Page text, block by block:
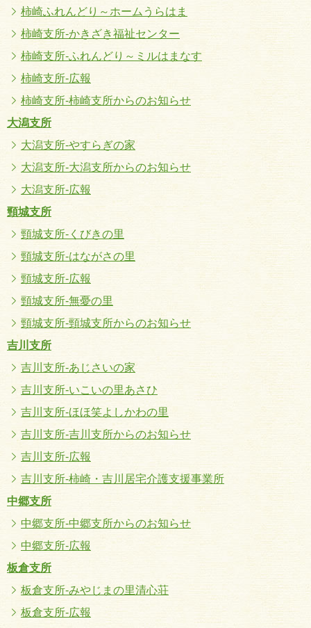
柿崎ふれんどり～ホームうらはま
柿崎支所-かきざき福祉センター
柿崎支所-ふれんどり～ミルはまなす
柿崎支所-広報
柿崎支所-柿崎支所からのお知らせ
大潟支所
大潟支所-やすらぎの家
大潟支所-大潟支所からのお知らせ
大潟支所-広報
頸城支所
頸城支所-くびきの里
頸城支所-はながさの里
頸城支所-広報
頸城支所-無憂の里
頸城支所-頸城支所からのお知らせ
吉川支所
吉川支所-あじさいの家
吉川支所-いこいの里あさひ
吉川支所-ほほ笑よしかわの里
吉川支所-吉川支所からのお知らせ
吉川支所-広報
吉川支所-柿崎・吉川居宅介護支援事業所
中郷支所
中郷支所-中郷支所からのお知らせ
中郷支所-広報
板倉支所
板倉支所-みやじまの里清心荘
板倉支所-広報